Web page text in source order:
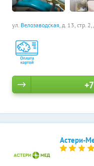
ул. Велозаводская, д. 13, стр. 2,
Астери-